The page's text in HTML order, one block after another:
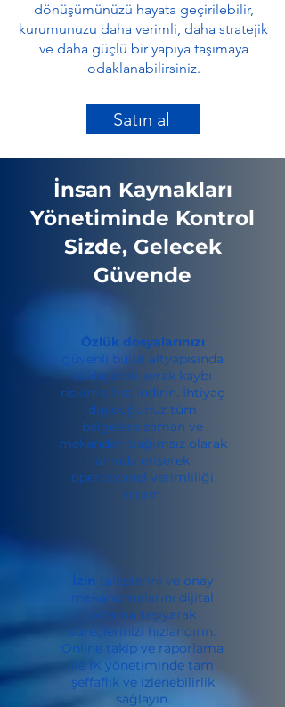
dönüşümünüzü hayata geçirilebilir,
kurumunuzu daha verimli, daha stratejik
ve daha güçlü bir yapıya taşımaya
odaklanabilirsiniz.
Satın al
İnsan Kaynakları
Yönetiminde Kontrol
Sizde, Gelecek
Güvende
Özlük dosyalarınızı
güvenli bulut altyapısında
saklayarak evrak kaybı
riskini sıfıra indirin. İhtiyaç
duyduğunuz tüm
belgelere zaman ve
mekandan bağımsız olarak
anında erişerek
operasyonel verimliliği
artırın.
İzin taleplerini ve onay
mekanizmalarını dijital
ortama taşıyarak
süreçlerinizi hızlandırın.
Online takip ve raporlama
ile İK yönetiminde tam
şeffaflık ve izlenebilirlik
sağlayın.